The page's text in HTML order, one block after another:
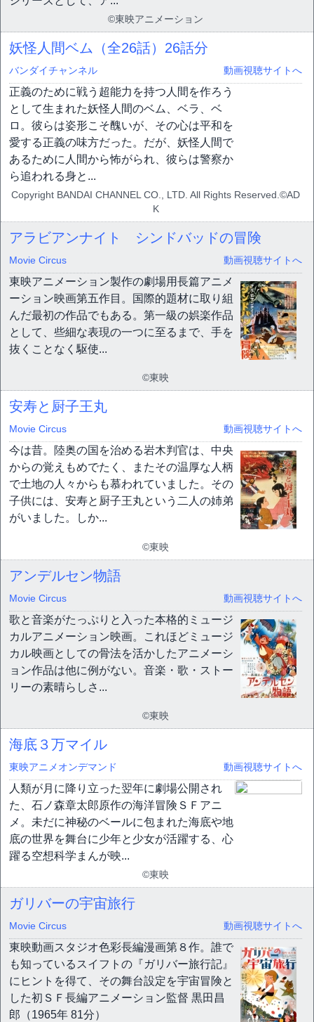
©東映アニメーション
妖怪人間ベム（全26話） 26話分
バンダイチャンネル 動画視聴サイトへ
正義のために戦う超能力を持つ人間を作ろう
として生まれた妖怪人間のベム、ベラ、ベ
ロ。彼らは姿形こそ醜いが、その心は平和を
愛する正義の味方だった。だが、妖怪人間で
あるために人間から怖がられ、彼らは警察か
ら追われる身と...
Copyright BANDAI CHANNEL CO., LTD. All Rights Reserved.©AD
K
アラビアンナイト シンドバッドの冒険
Movie Circus 動画視聴サイトへ
東映アニメーション製作の劇場用長篇アニメ
ーション映画第五作目。国際的題材に取り組
んだ最初の作品でもある。第一級の娯楽作品
として、些細な表現の一つに至るまで、手を
抜くことなく駆使...
©東映
安寿と厨子王丸
Movie Circus 動画視聴サイトへ
今は昔。陸奥の国を治める岩木判官は、中央
からの覚えもめでたく、またその温厚な人柄
で土地の人々からも慕われていました。その
子供には、安寿と厨子王丸という二人の姉弟
がいました。しか...
©東映
アンデルセン物語
Movie Circus 動画視聴サイトへ
歌と音楽がたっぷりと入った本格的ミュージ
カルアニメーション映画。これほどミュージ
カル映画としての骨法を活かしたアニメーシ
ョン作品は他に例がない。音楽・歌・ストー
リーの素晴らしさ...
©東映
海底３万マイル
東映アニメオンデマンド 動画視聴サイトへ
人類が月に降り立った翌年に劇場公開され
た、石ノ森章太郎原作の海洋冒険ＳＦアニ
メ。未だに神秘のベールに包まれた海底や地
底の世界を舞台に少年と少女が活躍する、心
躍る空想科学まんが映...
©東映
ガリバーの宇宙旅行
Movie Circus 動画視聴サイトへ
東映動画スタジオ色彩長編漫画第８作。誰で
も知っているスイフトの『ガリバー旅行記』
にヒントを得て、その舞台設定を宇宙冒険と
した初ＳＦ長編アニメーション監督 黒田昌
郎（1965年 81分）